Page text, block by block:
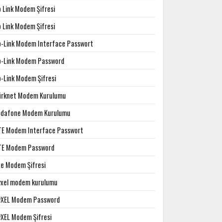
Link Modem Şifresi
Link Modem Şifresi
Link Modem Interface Passwort
Link Modem Password
Link Modem Şifresi
Modem Kurulumu
Modem Kurulumu
Modem Interface Passwort
Modem Password
Modem Şifresi
modem kurulumu
Modem Password
Modem Şifresi